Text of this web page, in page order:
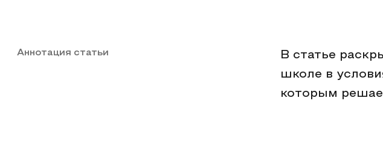
Аннотация статьи
В статье
школе в
которым